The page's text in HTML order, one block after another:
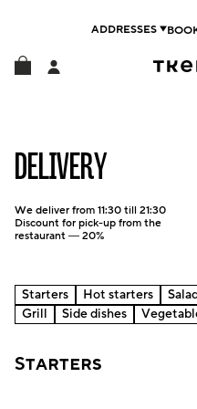
ADDRESSES
DELIVERY
We deliver from 11:30 till 21:30
Discount for pick-up from the
restaurant — 20%
Starters Hot starters
Grill
Side dishes
Starters